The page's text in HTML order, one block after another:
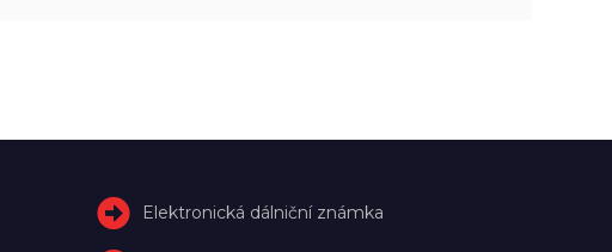
Elektronická dálniční známka